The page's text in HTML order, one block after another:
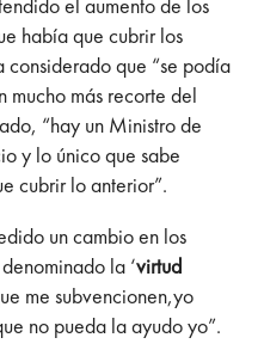
había que cubrir los
considerado que “se podía
mucho más recorte del
“hay un Ministro de
y lo único que sabe
cubrir lo anterior”.
un cambio en los
la ‘virtud
me subvencionen,yo
no pueda la ayudo yo”.